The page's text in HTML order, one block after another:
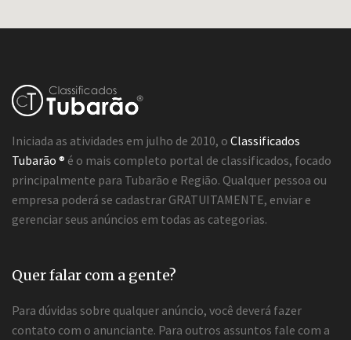
Iniciada as atividades em julho de 2010, o Classificados
Tubarão ® é o mais completo portal de classificados, focado
principalmente para Tubarão e Região. Qualquer pessoa ou
empresa poderá se cadastrar GRATUITAMENTE, enviar e
gerenciar seus anúncios em todas as categorias.
Quer falar com a gente?
Para dúvidas sobre qualquer anúncio, você deverá fazer
contato com o anunciante. Para outros assuntos fale com a